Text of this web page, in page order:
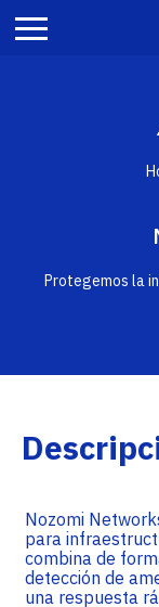
Protegemos la
Nozomi
para
combina de
detección de
una respuesta